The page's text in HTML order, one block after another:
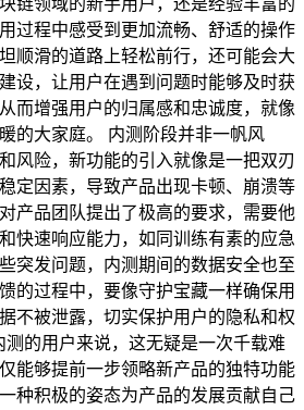
过程中感受到更加流畅、舒适的操作
顺滑的道路上轻松前行，还可能会大
设，让用户在遇到问题时能够及时获
而增强用户的归属感和忠诚度，就像
的大家庭。 内测阶段并非一帆风
风险，新功能的引入就像是一把双刃
定因素，导致产品出现卡顿、崩溃等
产品团队提出了极高的要求，需要他
快速响应能力，如同训练有素的应急
突发问题，内测期间的数据安全也至
的过程中，要像守护宝藏一样确保用
不被泄露，切实保护用户的隐私和权
测的用户来说，这无疑是一次千载难
能够提前一步领略新产品的独特功能
种积极的姿态为产品的发展贡献自己